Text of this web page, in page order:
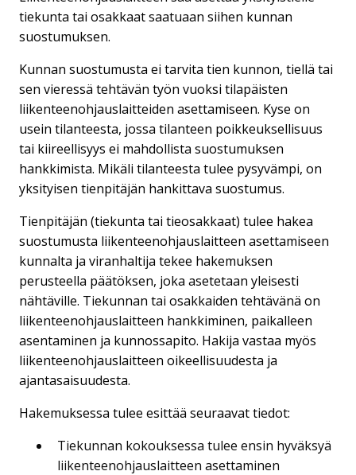
tiekunta tai osakkaat saatuaan siihen kunnan
suostumuksen.
Kunnan suostumusta ei tarvita tien kunnon, tiellä tai
sen vieressä tehtävän työn vuoksi tilapäisten
liikenteenohjauslaitteiden asettamiseen. Kyse on
usein tilanteesta, jossa tilanteen poikkeuksellisuus
tai kiireellisyys ei mahdollista suostumuksen
hankkimista. Mikäli tilanteesta tulee pysyvämpi, on
yksityisen tienpitäjän hankittava suostumus.
Tienpitäjän (tiekunta tai tieosakkaat) tulee hakea
suostumusta liikenteenohjauslaitteen asettamiseen
kunnalta ja viranhaltija tekee hakemuksen
perusteella päätöksen, joka asetetaan yleisesti
nähtäville. Tiekunnan tai osakkaiden tehtävänä on
liikenteenohjauslaitteen hankkiminen, paikalleen
asentaminen ja kunnossapito. Hakija vastaa myös
liikenteenohjauslaitteen oikeellisuudesta ja
ajantasaisuudesta.
Hakemuksessa tulee esittää seuraavat tiedot:
Tiekunnan kokouksessa tulee ensin hyväksyä
liikenteenohjauslaitteen asettaminen